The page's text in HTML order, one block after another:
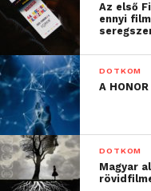
Az első
ennyi
DOTKOM
A
DOTKOM
Magyar